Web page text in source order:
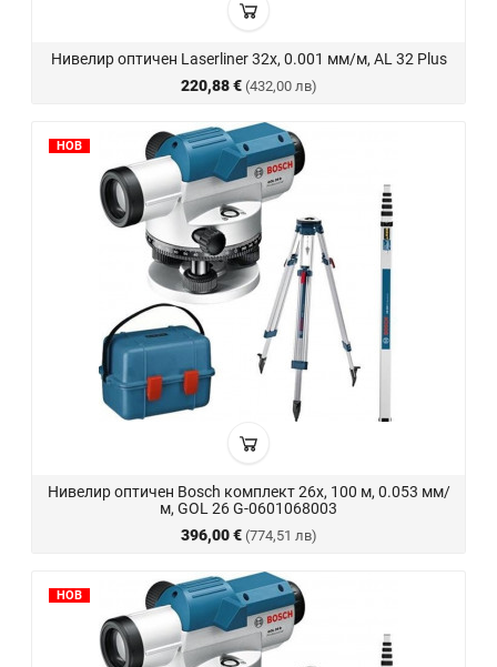
Нивелир оптичен Laserliner 32x, 0.001 мм/м, AL 32 Plus
220,88 € (432,00 лв)
НОВ
Нивелир оптичен Bosch комплект 26x, 100 м, 0.053 мм/
м, GOL 26 G-0601068003
396,00 € (774,51 лв)
НОВ